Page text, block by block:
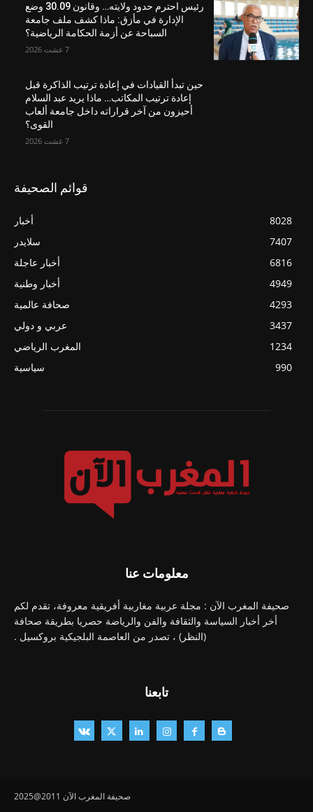
رئيس احترم حدود ولايته… وقانون 30.09 وضع
الإدارة في مأزق: ماذا كشف ملف جامعة
السباحة عن أزمة الحكامة الرياضية؟
7 غشت 2026
حين تبدأ القيادات في إعادة ترتيب الذاكرة قبل
إعادة ترتيب المكاتب… ماذا يريد عبد السلام
أحيزون من آخر قراراته داخل جامعة ألعاب
القوى؟
7 غشت 2026
قوائم الصحيفة
أخبار
8028
سلايدر
7407
أخبار عاجلة
6816
أخبار وطنية
4949
صحافة عالمية
4293
عربي و دولي
3437
المغرب الرياضي
1234
سياسية
990
معلومات عنا
صحيفة المغرب الآن : مجلة عربية مغاربية أفريقية معروفة، تقدم لكم
أخر أخبار السياسة والثقافة والفن والرياضة حصريا بطريقة صحافة
(النظر) ، تصدر من العاصمة البلجيكية بروكسيل .
تابعنا
صحيفة المغرب الآن 2011@2025